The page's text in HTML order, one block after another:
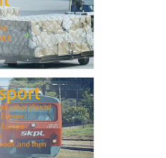
par camion